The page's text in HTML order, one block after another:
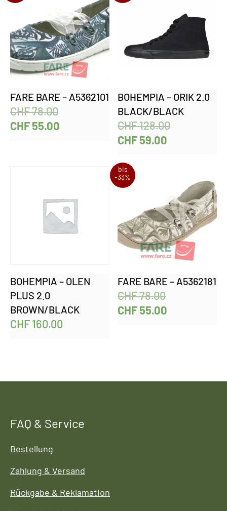
FARE BARE – A5362101
CHF78.00
CHF55.00
BOHEMPIA – ORIK 2.0
BLACK/BLACK
CHF128.00
CHF59.00
BOHEMPIA – OLEN
PLUS 2.0
BROWN/BLACK
CHF160.00
bis
-33%
FARE BARE – A5362181
CHF78.00
CHF55.00
FAQ & Service
Bestellung
Zahlung & Versand
Rückgabe & Reklamation